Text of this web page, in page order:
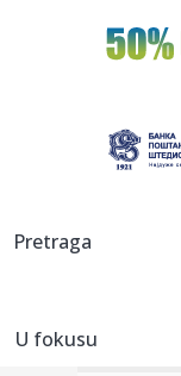
00:17:Velika
izlaze ...
Na
23:54:TEŽAK
23:40:
Pretraga
U fokusu